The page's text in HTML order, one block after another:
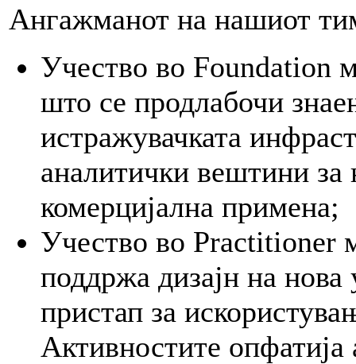
Ангажманот на нашиот
Учество во Foundation
што се продлабочи
истражувачката
аналитички вештини за
комерцијална примена;
Учество во Practitioner
поддржа дизајн на нова
пристап за
Активностите опфатија